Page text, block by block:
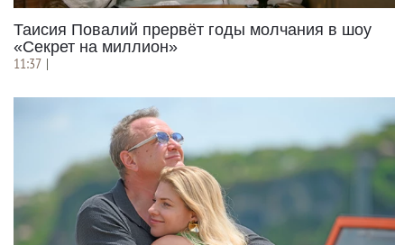
Таисия Повалий прервёт годы молчания в шоу
«Секрет на миллион»
11:37 |